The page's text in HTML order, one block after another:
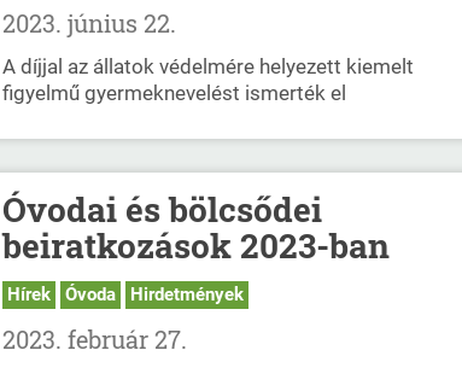
2023. június 22.
A díjjal az állatok védelmére helyezett kiemelt
figyelmű gyermeknevelést ismerték el
Óvodai és bölcsődei
beiratkozások 2023-ban
Hírek Óvoda Hirdetmények
2023. február 27.